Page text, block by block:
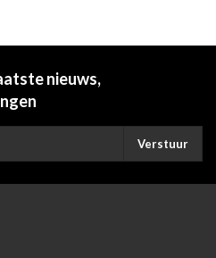
nieuws,
Verstuur